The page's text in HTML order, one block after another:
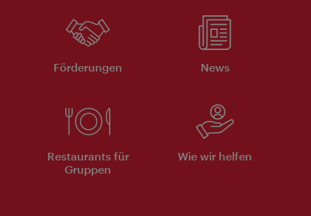
Förderungen News
Restaurants für
Gruppen
Wie wir helfen